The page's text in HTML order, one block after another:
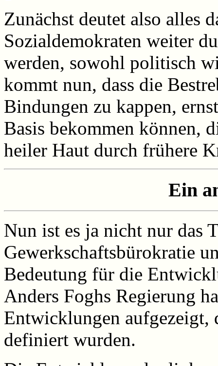
Zunächst deutet also alles
Sozialdemokraten weiter
werden, sowohl politisch
kommt nun, dass die
Bindungen zu kappen,
Basis bekommen können,
heiler Haut durch frühere
Ein
Nun ist es ja nicht nur das
Gewerkschaftsbürokratie
Bedeutung für die
Anders Foghs Regierung
Entwicklungen
definiert wurden.